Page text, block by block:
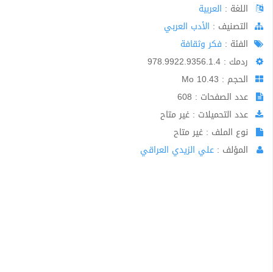
اللغة : العربية
اﻟﺘﺼﻨﻴﻒ : الأدب العربي
الفئة : فكر وثقافة
ردمك : 978.9922.9356.1.4
الحجم : 10.43 Mo
عدد الصفحات : 608
عدد التحميلات : غير متاح
نوع الملف : غير متاح
المؤلف : علي الزيدي العراقي